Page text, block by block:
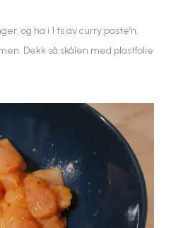
og ha i 1 ts av curry paste’n,
Dekk så skålen med plastfolie